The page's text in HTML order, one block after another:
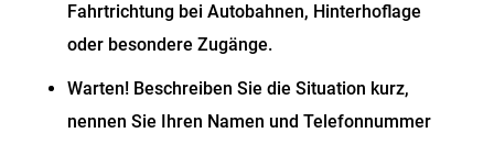
Fahrtrichtung bei Autobahnen, Hinterhoflage
oder besondere Zugänge.
Warten! Beschreiben Sie die Situation kurz,
nennen Sie Ihren Namen und Telefonnummer